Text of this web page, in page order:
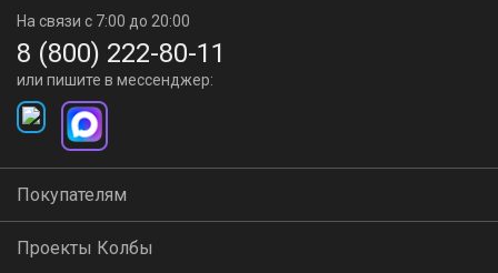
На связи с 7:00 до 20:00
8 (800) 222-80-11
или пишите в мессенджер:
Покупателям
Проекты Колбы